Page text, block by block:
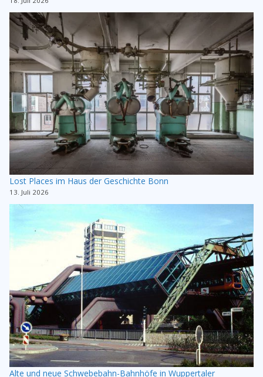
Lost Places im Haus der Geschichte Bonn
13. Juli 2026
Alte und neue Schwebebahn-Bahnhöfe in Wuppertaler